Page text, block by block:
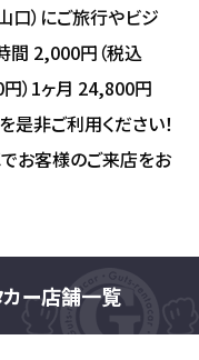
口）にご旅行やビジ
間 2,000円（税込
）1ヶ月 24,800円
是非ご利用ください！
お客様のご来店をお
ー店舗一覧